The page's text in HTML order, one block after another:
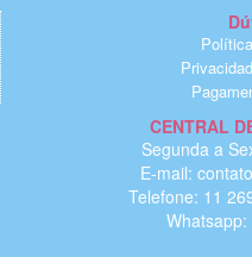
CENTRAL
Segunda a
E-mail:
Telefone: 11